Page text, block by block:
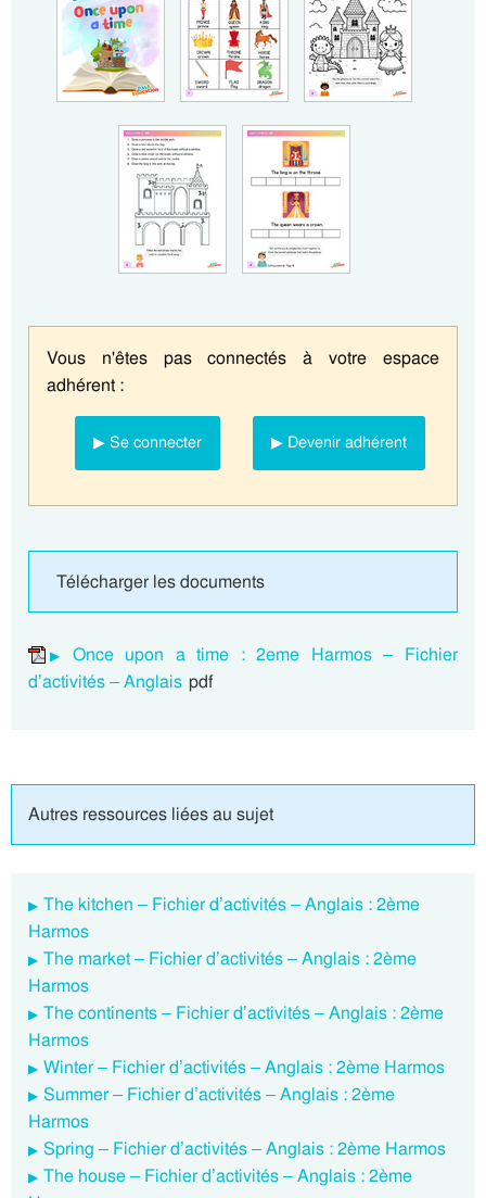
Vous n'êtes pas connectés à votre espace
adhérent :
▶ Se connecter ▶ Devenir adhérent
Télécharger les documents
Once upon a time : 2eme Harmos – Fichier
d’activités – Anglais pdf
Autres ressources liées au sujet
The kitchen – Fichier d’activités – Anglais : 2ème
Harmos
The market – Fichier d’activités – Anglais : 2ème
Harmos
The continents – Fichier d’activités – Anglais : 2ème
Harmos
Winter – Fichier d’activités – Anglais : 2ème Harmos
Summer – Fichier d’activités – Anglais : 2ème
Harmos
Spring – Fichier d’activités – Anglais : 2ème Harmos
The house – Fichier d’activités – Anglais : 2ème